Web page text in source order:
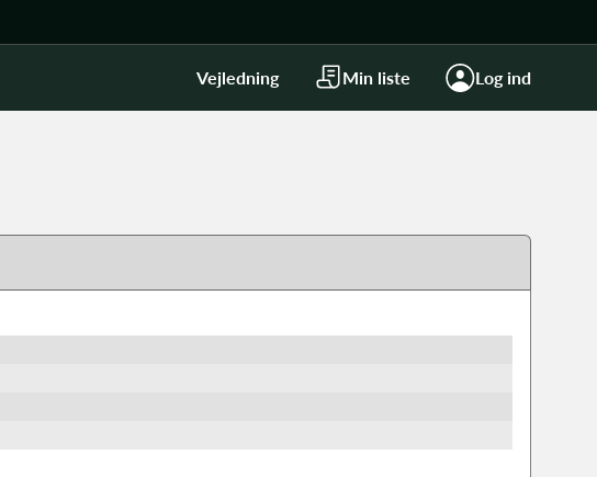
Vejledning Min liste Log ind